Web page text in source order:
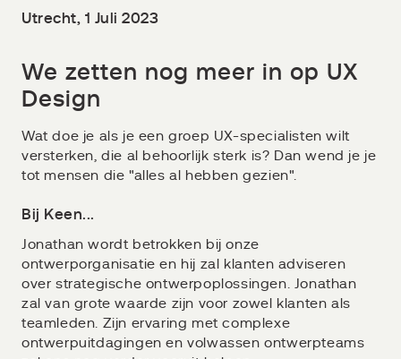
Utrecht, 1 Juli 2023
We zetten nog meer in op UX
Design
Wat doe je als je een groep UX-specialisten wilt
versterken, die al behoorlijk sterk is? Dan wend je je
tot mensen die "alles al hebben gezien".
Bij Keen...
Jonathan wordt betrokken bij onze
ontwerporganisatie en hij zal klanten adviseren
over strategische ontwerpoplossingen. Jonathan
zal van grote waarde zijn voor zowel klanten als
teamleden. Zijn ervaring met complexe
ontwerpuitdagingen en volwassen ontwerpteams